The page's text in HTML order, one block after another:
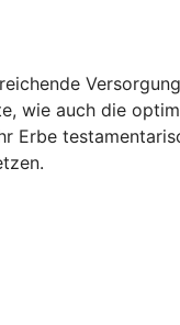
wie auch die
Erbe